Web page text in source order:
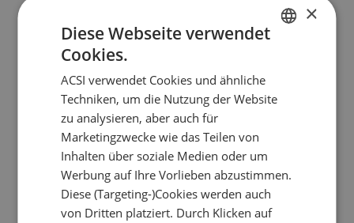
Strictly necessary Cookies
Anonyme Cookies, die Besuchern die Navigation auf
ACSI.eu, die Nutzung der Funktionalitäten und den
Zugang zu sicheren Bereichen erlaubt. Die von
diesen Cookies gesammelten Informationen können
nicht für Marketingzwecke verwendet werden. Wird
die Verwendung dieses Cookie-Typs verweigert,
können verschiedene Bereiche von ACSI.eu nicht
genutzt werden.
DANISH
SPANISH
×
Diese Webseite verwendet
Cookies.
ACSI verwendet Cookies und ähnliche
Techniken, um die Nutzung der Website
zu analysieren, aber auch für
Marketingzwecke wie das Teilen von
Inhalten über soziale Medien oder um
Werbung auf Ihre Vorlieben abzustimmen.
Diese (Targeting-)Cookies werden auch
von Dritten platziert. Durch Klicken auf